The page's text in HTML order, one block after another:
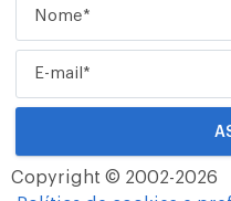
Copyright © 2002-2026